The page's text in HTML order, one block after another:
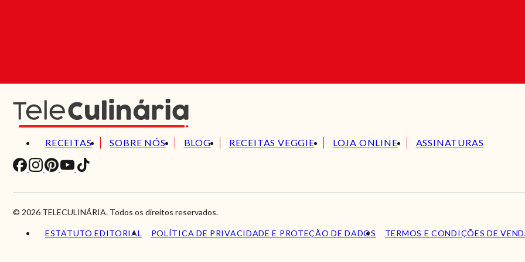
RECEITAS SOBRE NÓS BLOG RECEITAS VEGGIE LOJA ONLINE ASSINATURAS
© 2026 TELECULINÁRIA. Todos os direitos reservados.
ESTATUTO EDITORIAL POLÍTICA DE PRIVACIDADE E PROTEÇÃO DE DADOS TERMOS E CONDIÇÕES DE